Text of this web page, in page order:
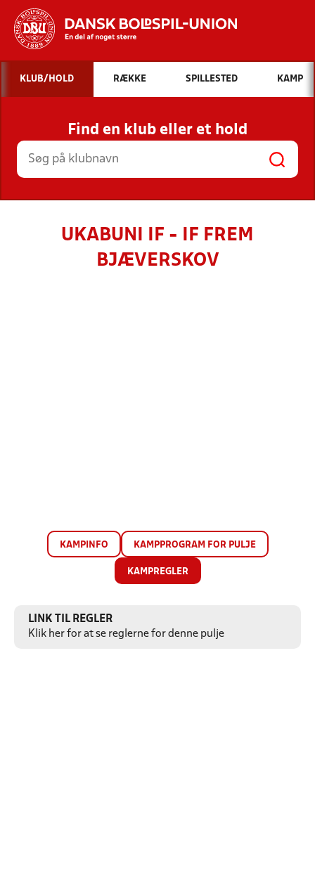
Hvad vil du søge efter?
INDHOLD OG NYHEDER
STILLINGER, RESULTATER, KLUBBER OG
HOLD
KLUB/HOLD RÆKKE SPILLESTED KAMP
Find en klub eller et hold
UKABUNI IF - IF FREM
BJÆVERSKOV
KAMPINFO KAMPPROGRAM FOR PULJE
KAMPREGLER
LINK TIL REGLER
Klik her for at se reglerne for denne pulje